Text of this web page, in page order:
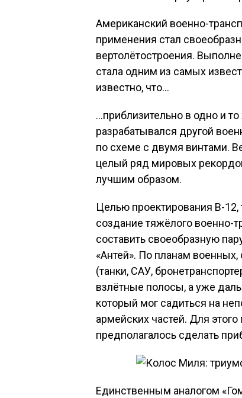
Американский военно-
применения стал
вертолётостроения.
стала одним из самых
известно, что…
…приблизительно в одно и
разрабатывался другой
по схеме с двумя винтами.
целый ряд мировых
лучшим образом.
Целью проектирования В-12,
создание тяжёлого военно-
составить своеобразную
«Антей». По планам
(танки, САУ,
взлётные полосы, а уже
который мог садиться на
армейских частей. Для
предполагалось сделать
Единственным аналогом